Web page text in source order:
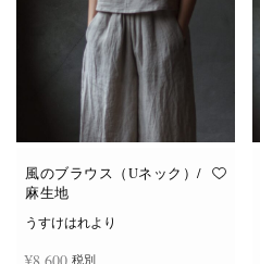
風のブラウス（Uネック）/
麻生地
うすけはれより
税別